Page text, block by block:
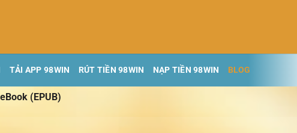
TẢI APP 98WIN RÚT TIỀN 98WIN NẠP TIỀN 98WIN BLOG
(EPUB)